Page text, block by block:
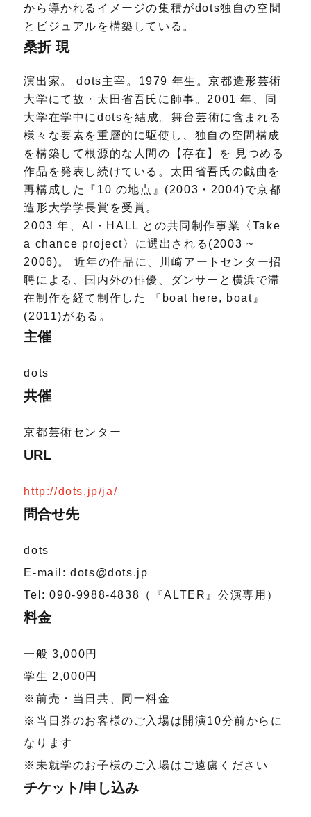
から導かれるイメージの集積がdots独自の空間
とビジュアルを構築している。
桑折 現
演出家。 dots主宰。1979 年生。京都造形芸術
大学にて故・太田省吾氏に師事。2001 年、同
大学在学中にdotsを結成。舞台芸術に含まれる
様々な要素を重層的に駆使し、独自の空間構成
を構築して根源的な人間の【存在】を 見つめる
作品を発表し続けている。太田省吾氏の戯曲を
再構成した『10 の地点』(2003・2004)で京都
造形大学学長賞を受賞。
2003 年、AI・HALL との共同制作事業〈Take
a chance project〉に選出される(2003 ~
2006)。 近年の作品に、川崎アートセンター招
聘による、国内外の俳優、ダンサーと横浜で滞
在制作を経て制作した 『boat here, boat』
(2011)がある。
主催
dots
共催
京都芸術センター
URL
http://dots.jp/ja/
問合せ先
dots
E-mail: dots@dots.jp
Tel: 090-9988-4838（『ALTER』公演専用）
料金
一般 3,000円
学生 2,000円
※前売・当日共、同一料金
※当日券のお客様のご入場は開演10分前からに
なります
※未就学のお子様のご入場はご遠慮ください
チケット/申し込み